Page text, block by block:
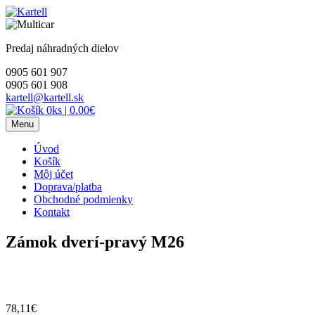
Skip
to
Predaj náhradných dielov
0905 601 907
0905 601 908
kartell@kartell.sk
0ks | 0.00€
Menu
Úvod
Košík
Môj účet
Doprava/platba
Obchodné podmienky
Kontakt
Zámok dverí-pravý M26
78,11€